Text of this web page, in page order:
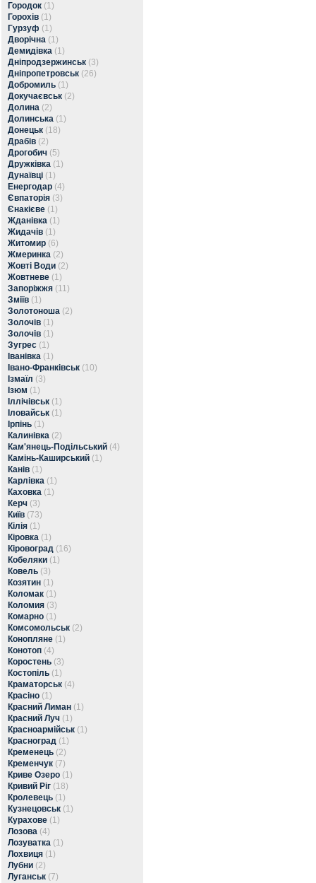
Городок (1)
Горохів (1)
Гурзуф (1)
Дворічна (1)
Демидівка (1)
Дніпродзержинськ (3)
Дніпропетровськ (26)
Добромиль (1)
Докучаєвськ (2)
Долина (2)
Долинська (1)
Донецьк (18)
Драбів (2)
Дрогобич (5)
Дружківка (1)
Дунаївці (1)
Енергодар (4)
Євпаторія (3)
Єнакієве (1)
Жданівка (1)
Жидачів (1)
Житомир (6)
Жмеринка (2)
Жовті Води (2)
Жовтневе (1)
Запоріжжя (11)
Зміїв (1)
Золотоноша (2)
Золочів (1)
Золочів (1)
Зугрес (1)
Іванівка (1)
Івано-Франківськ (10)
Ізмаїл (3)
Ізюм (1)
Іллічівськ (1)
Іловайськ (1)
Ірпінь (1)
Калинівка (2)
Кам'янець-Подільський (4)
Камінь-Каширський (1)
Канів (1)
Карлівка (1)
Каховка (1)
Керч (3)
Київ (73)
Кілія (1)
Кіровка (1)
Кіровоград (16)
Кобеляки (1)
Ковель (3)
Козятин (1)
Коломак (1)
Коломия (3)
Комарно (1)
Комсомольськ (2)
Конопляне (1)
Конотоп (4)
Коростень (3)
Костопіль (1)
Краматорськ (4)
Красіно (1)
Красний Лиман (1)
Красний Луч (1)
Красноармійськ (1)
Красноград (1)
Кременець (2)
Кременчук (7)
Криве Озеро (1)
Кривий Ріг (18)
Кролевець (1)
Кузнецовськ (1)
Курахове (1)
Лозова (4)
Лозуватка (1)
Лохвиця (1)
Лубни (2)
Луганськ (7)